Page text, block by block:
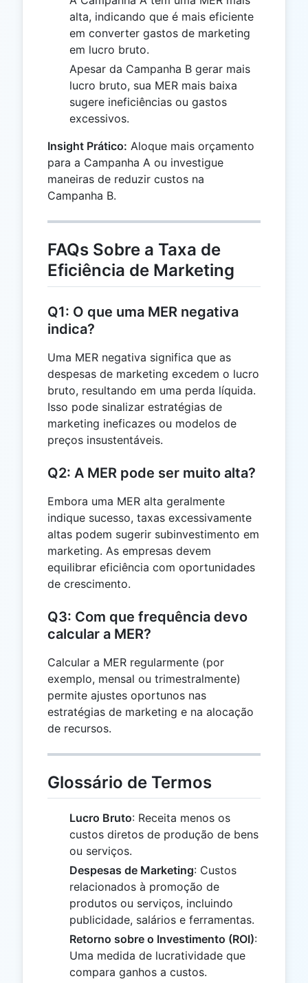
alta, indicando que é mais eficiente
em converter gastos de marketing
em lucro bruto.
Apesar da Campanha B gerar mais
lucro bruto, sua MER mais baixa
sugere ineficiências ou gastos
excessivos.
Insight Prático: Aloque mais orçamento
para a Campanha A ou investigue
maneiras de reduzir custos na
Campanha B.
FAQs Sobre a Taxa de
Eficiência de Marketing
Q1: O que uma MER negativa
indica?
Uma MER negativa significa que as
despesas de marketing excedem o lucro
bruto, resultando em uma perda líquida.
Isso pode sinalizar estratégias de
marketing ineficazes ou modelos de
preços insustentáveis.
Q2: A MER pode ser muito alta?
Embora uma MER alta geralmente
indique sucesso, taxas excessivamente
altas podem sugerir subinvestimento em
marketing. As empresas devem
equilibrar eficiência com oportunidades
de crescimento.
Q3: Com que frequência devo
calcular a MER?
Calcular a MER regularmente (por
exemplo, mensal ou trimestralmente)
permite ajustes oportunos nas
estratégias de marketing e na alocação
de recursos.
Glossário de Termos
Lucro Bruto: Receita menos os
custos diretos de produção de bens
ou serviços.
Despesas de Marketing: Custos
relacionados à promoção de
produtos ou serviços, incluindo
publicidade, salários e ferramentas.
Retorno sobre o Investimento (ROI):
Uma medida de lucratividade que
compara ganhos a custos.